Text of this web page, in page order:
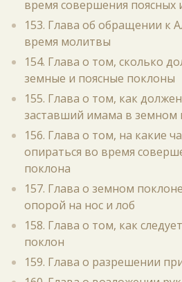
время совершения поясных
153. Глава об обращении к
время молитвы
154. Глава о том, сколько
земные и поясные поклоны
155. Глава о том, как
заставший имама в земном
156. Глава о том, на какие
опираться во время
поклона
157. Глава о земном
опорой на нос и лоб
158. Глава о том, как
поклон
159. Глава о разрешении